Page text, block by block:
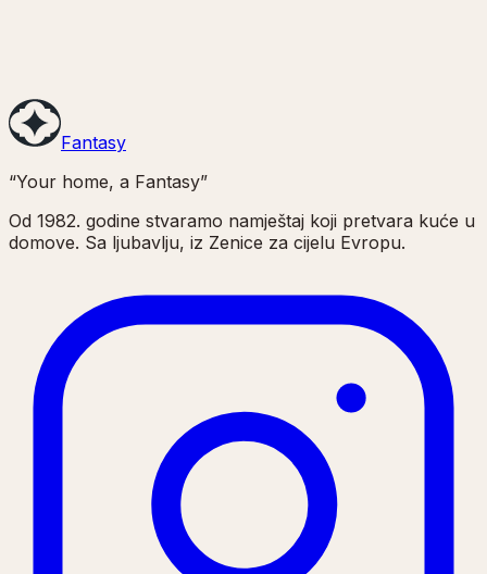
Fantasy
“Your home, a Fantasy”
Od 1982. godine stvaramo namještaj koji pretvara kuće u
domove. Sa ljubavlju, iz Zenice za cijelu Evropu.